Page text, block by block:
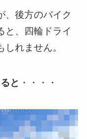
後方のバイク
と、四輪ドライ
れません。
と ・・・・